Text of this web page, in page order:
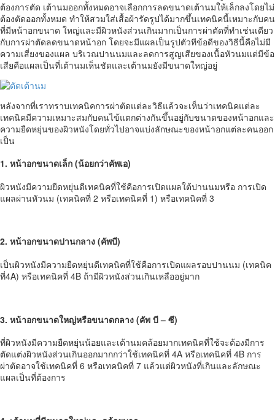
ต้องการตัด เต้านมออกทั้งหมดอาจเลือกการลดขนาดเต้านมให้เล็กลงโดยไม่
ต้องตัดออกทั้งหมด ทำให้สวมใส่เสื้อผ้ารัดรูปได้มากขึ้นเทคนิคนี้เหมาะกับคน
ที่มีหน้าอกขนาด ใหญ่และมีผิวหนังส่วนเกินมากเป็นการผ่าตัดที่ทำเช่นเดียว
กับการผ่าตัดลดขนาดหน้าอก โดยจะมีแผลเป็นรูปตัวทีข้อดีของวิธีนี้คือไม่มี
ความเสี่ยงของแผล บริเวณปานนมและลดการสูญเสียของเนื้อหัวนมแต่มีข้อ
เสียคือแผลเป็นที่เต้านมเห็นชัดและเต้านมยังมีขนาดใหญ่อยู่
หลังจากที่เราทราบเทคนิคการผ่าตัดแต่ละวิธีแล้วจะเห็นว่าเทคนิคแต่ละ
เทคนิคมีความเหมาะสมกับคนไข้แตกต่างกันขึ้นอยู่กับขนาดของหน้าอกและ
ความยืดหยุ่นของผิวหนังโดยทั่วไปอาจแบ่งลักษณะของหน้าอกแต่ละคนออก
เป็น
1. หน้าอกขนาดเล็ก (น้อยกว่าคัพเอ)
ผิวหนังมีความยืดหยุ่นดีเทคนิคที่ใช้คือการเปิดแผลใต้ปานนมหรือ การเปิด
แผลผ่านหัวนม (เทคนิคที่ 2 หรือเทคนิคที่ 1) หรือเทคนิคที่ 3
2. หน้าอกขนาดปานกลาง (คัพบี)
เป็นผิวหนังมีความยืดหยุ่นดีเทคนิคที่ใช้คือการเปิดแผลรอบปานนม (เทคนิค
ที่4A) หรือเทคนิคที่ 4B ถ้ามีผิวหนังส่วนเกินเหลืออยู่มาก
3. หน้าอกขนาดใหญ่หรือขนาดกลาง (คัพ บี – ซี)
ที่ผิวหนังมีความยืดหยุ่นน้อยและเต้านมคล้อยมากเทคนิคที่ใช้จะต้องมีการ
ตัดแต่งผิวหนังส่วนเกินออกมากกว่าใช้เทคนิคที่ 4A หรือเทคนิคที่ 4B การ
ผ่าตัดอาจใช้เทคนิคที่ 6 หรือเทคนิคที่ 7 แล้วแต่ผิวหนังที่เกินและลักษณะ
แผลเป็นที่ต้องการ